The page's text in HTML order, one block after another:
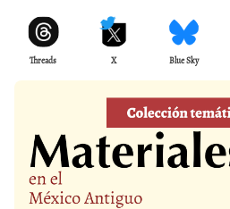
Threads X Blue Sky